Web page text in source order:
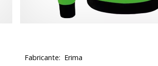
Fabricante: Erima